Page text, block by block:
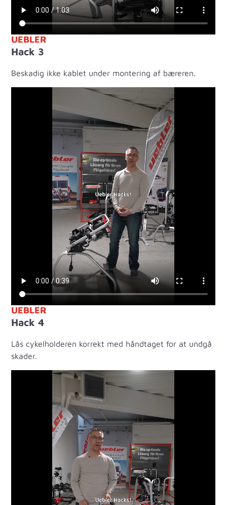
UEBLER
Hack 3
Beskadig ikke kablet under montering af bæreren.
UEBLER
Hack 4
Lås cykelholderen korrekt med håndtaget for at undgå
skader.